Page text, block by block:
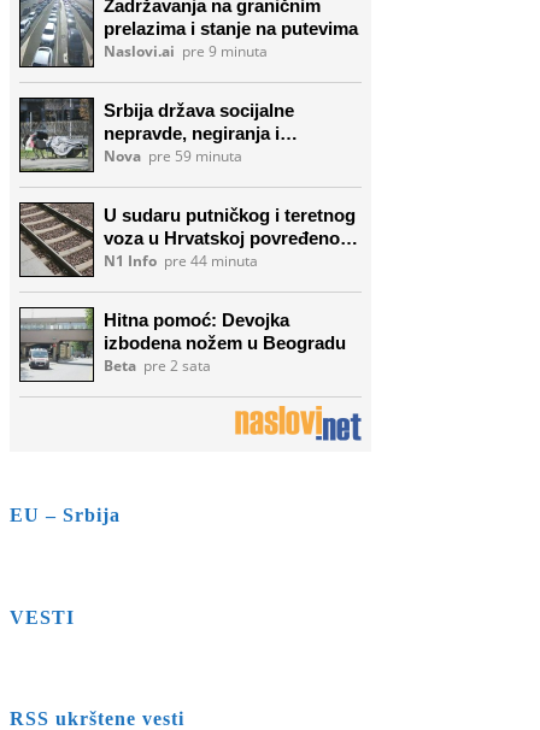
EU – Srbija
VESTI
RSS ukrštene vesti